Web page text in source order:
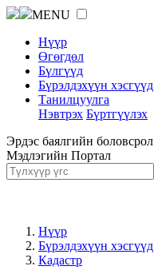
MENU
Нүүр
Өгөгдөл
Бүлгүүд
Бүрэлдэхүүн хэсгүүд
Танилцуулга
Нэвтрэх Бүртгүүлэх
Эрдэс баялгийн боловсрол
Мэдлэгийн Портал
Нүүр
Бүрэлдэхүүн хэсгүүд
Кадастр